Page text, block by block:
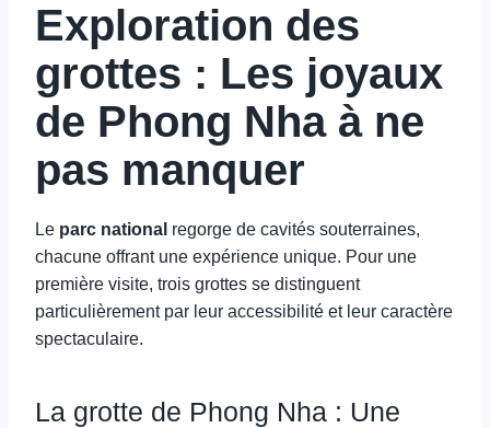
Exploration des
grottes : Les joyaux
de Phong Nha à ne
pas manquer
Le parc national regorge de cavités souterraines,
chacune offrant une expérience unique. Pour une
première visite, trois grottes se distinguent
particulièrement par leur accessibilité et leur caractère
spectaculaire.
La grotte de Phong Nha : Une